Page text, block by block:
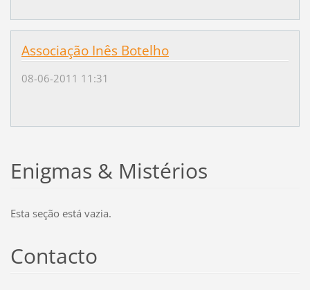
Associação Inês Botelho
08-06-2011 11:31
Enigmas & Mistérios
Esta seção está vazia.
Contacto